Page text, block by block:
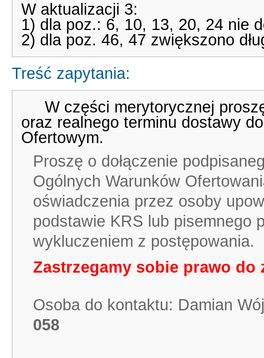
W aktualizacji 3:
1) dla poz.: 6, 10, 13, 20, 24 nie
2) dla poz. 46, 47 zwiększono
Treść zapytania:
W części merytorycznej
oraz realnego terminu dostawy
Ofertowym.
Proszę o dołączenie
Ogólnych Warunków
oświadczenia przez osoby
podstawie KRS lub pisemnego
wykluczeniem z postępowania.
Zastrzegamy sobie prawo do
Osoba do kontaktu: Damian
058